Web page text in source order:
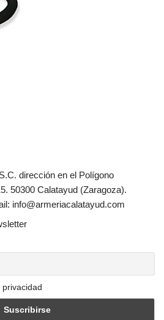
dirección en el Polígono
50300 Calatayud (Zaragoza).
info@armeriacalatayud.com